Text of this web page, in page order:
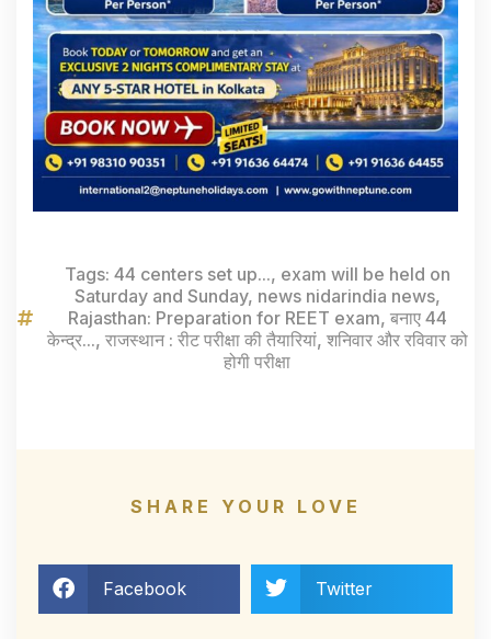
Tags: 44 centers set up..., exam will be held on
Saturday and Sunday, news nidarindia news,
Rajasthan: Preparation for REET exam, बनाए 44
केन्द्र..., राजस्थान : रीट परीक्षा की तैयारियां, शनिवार और रविवार को
होगी परीक्षा
SHARE YOUR LOVE
Facebook Twitter